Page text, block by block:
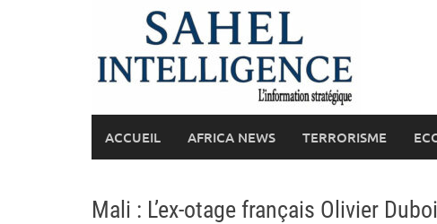
ACCUEIL AFRICA NEWS TERRORISME
Mali : L’ex-otage français Olivier